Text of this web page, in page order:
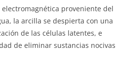
proveniente del
la arcilla se despierta con una
de las células latentes, e
de eliminar sustancias nocivas